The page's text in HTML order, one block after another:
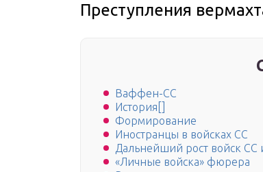
Преступления
Ваффен-СС
История[]
Формирование
Иностранцы в войсках СС
Дальнейший рост войск СС
«Личные войска» фюрера